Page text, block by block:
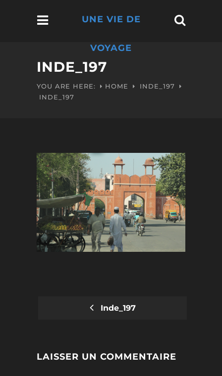
UNE VIE DE
VOYAGE
INDE_197
YOU ARE HERE: HOME
INDE_197
INDE_197
Inde_197
LAISSER UN COMMENTAIRE